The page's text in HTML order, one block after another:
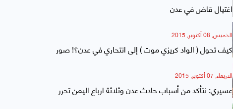
اغتيال قاض في عدن
الخميس, 08 أكتوبر, 2015
كيف تحول ( الواد كريزي موت ) إلى انتحاري في عدن؟! صور
الاربعاء, 07 أكتوبر, 2015
عسيري: نتأكد من أسباب حادث عدن وثلاثة ارباع اليمن تحرر